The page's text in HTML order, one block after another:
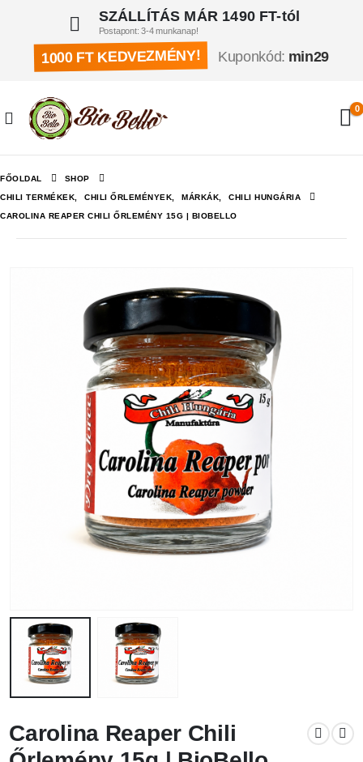
SZÁLLÍTÁS MÁR 1490 FT-tól
Postapont: 3-4 munkanap!
1000 FT KEDVEZMÉNY! Kuponkód: min29
0
FŐOLDAL SHOP
CHILI TERMÉKEK CHILI ŐRLEMÉNYEK MÁRKÁK CHILI HUNGÁRIA
CAROLINA REAPER CHILI ŐRLEMÉNY 15G | BIOBELLO
Carolina Reaper Chili